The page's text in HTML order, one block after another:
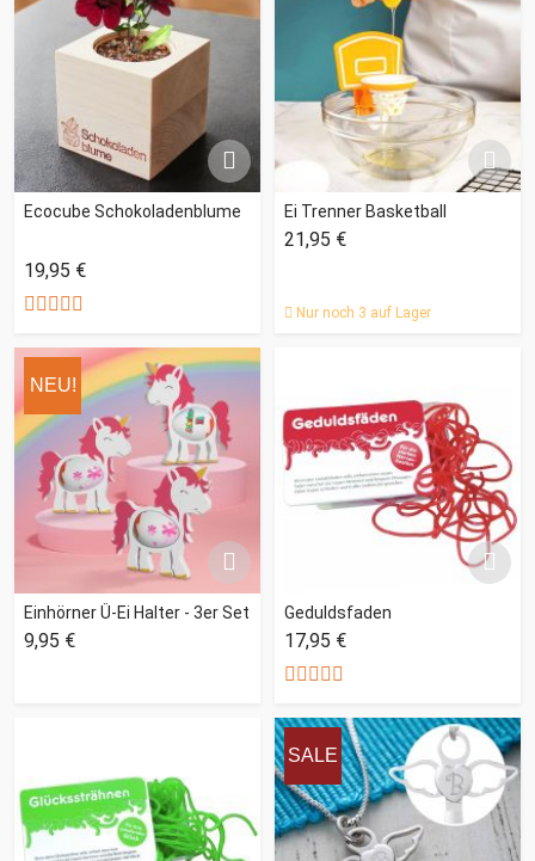
Ecocube Schokoladenblume
19,95 €
Ei Trenner Basketball
21,95 €
Nur noch 3 auf Lager
NEU!
Einhörner Ü-Ei Halter - 3er Set
9,95 €
Geduldsfaden
17,95 €
SALE